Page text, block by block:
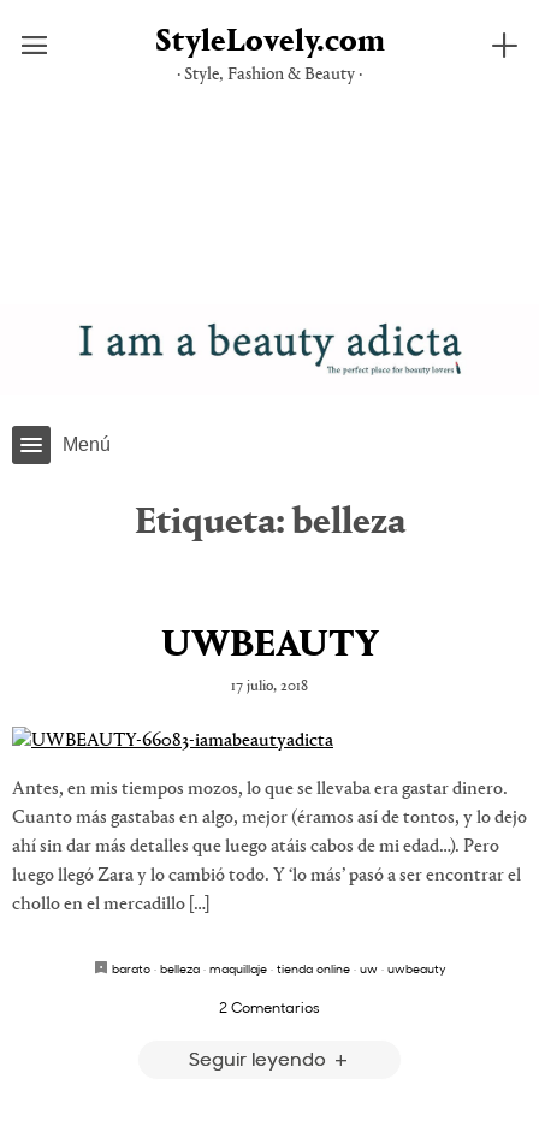
StyleLovely.com
· Style, Fashion & Beauty ·
Menú
Etiqueta: belleza
UWBEAUTY
17 julio, 2018
Antes, en mis tiempos mozos, lo que se llevaba era gastar dinero.
Cuanto más gastabas en algo, mejor (éramos así de tontos, y lo dejo
ahí sin dar más detalles que luego atáis cabos de mi edad…). Pero
luego llegó Zara y lo cambió todo. Y ‘lo más’ pasó a ser encontrar el
chollo en el mercadillo […]
barato· belleza· maquillaje· tienda online· uw· uwbeauty
2 Comentarios
Seguir leyendo